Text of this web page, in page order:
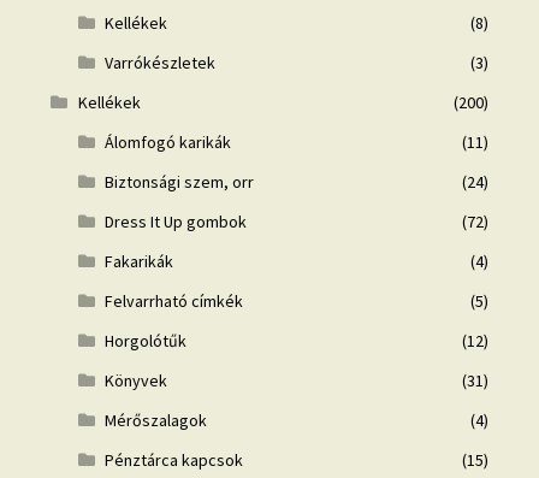
Kellékek
(8)
Varrókészletek
(3)
Kellékek
(200)
Álomfogó karikák
(11)
Biztonsági szem, orr
(24)
Dress It Up gombok
(72)
Fakarikák
(4)
Felvarrható címkék
(5)
Horgolótűk
(12)
Könyvek
(31)
Mérőszalagok
(4)
Pénztárca kapcsok
(15)